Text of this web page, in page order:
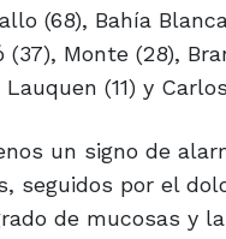
(68), Bahía
(37), Monte (28),
(11) y
un signo de
seguidos por el
de mucosas y